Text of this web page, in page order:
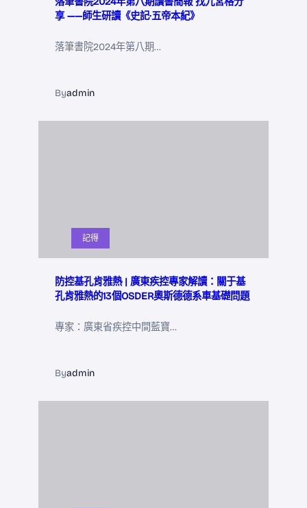
享 ——師生研讀《史記·五帝本紀》
落筆書院2024年第八期…
Byadmin
記得
防控基孔肯雅熱 | 廣東疾控專家解讀：關于基
孔肯雅熱的13個OSDER奧斯德德系車基礎問題
專家：廣東省疾控中間藍寶…
Byadmin